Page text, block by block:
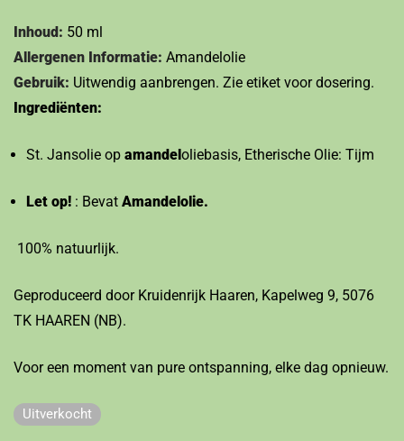
Inhoud: 50 ml
Allergenen Informatie: Amandelolie
Gebruik: Uitwendig aanbrengen. Zie etiket voor dosering.
Ingrediënten:
St. Jansolie op amandeloliebasis, Etherische Olie: Tijm
Let op! : Bevat Amandelolie.
100% natuurlijk.
Geproduceerd door Kruidenrijk Haaren, Kapelweg 9, 5076
TK HAAREN (NB).
Voor een moment van pure ontspanning, elke dag opnieuw.
Uitverkocht